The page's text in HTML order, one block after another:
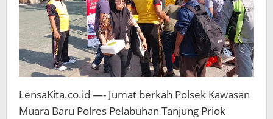
LensaKita.co.id —- Jumat berkah Polsek Kawasan
Muara Baru Polres Pelabuhan Tanjung Priok